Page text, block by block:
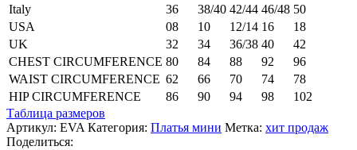
Italy
36 38/40 42/44 46/48 50
USA
08 10 12/14 16
18
UK
32 34 36/38 40
42
CHEST CIRCUMFERENCE 80 84 88 92
96
WAIST CIRCUMFERENCE 62 66 70 74
78
HIP CIRCUMFERENCE
86 90 94 98
102
Таблица размеров
Артикул: EVAКатегория: Платья мини Метка: хит продаж
Поделиться: